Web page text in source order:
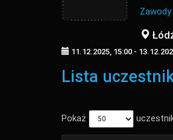
11.12.2025, 15:00 -
Lista
Pokaż